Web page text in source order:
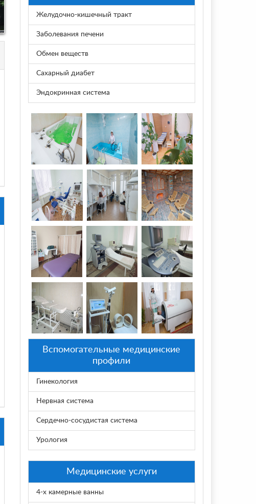
Желудочно-кишечный тракт
Заболевания печени
Обмен веществ
Сахарный диабет
Эндокринная система
Вспомогательные медицинские
профили
Гинекология
Нервная система
Сердечно-сосудистая система
Урология
Медицинские услуги
4-х камерные ванны